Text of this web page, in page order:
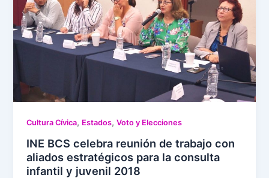
Cultura Cívica, Estados,Voto y Elecciones
INE BCS celebra reunión de trabajo con
aliados estratégicos para la consulta
infantil y juvenil 2018